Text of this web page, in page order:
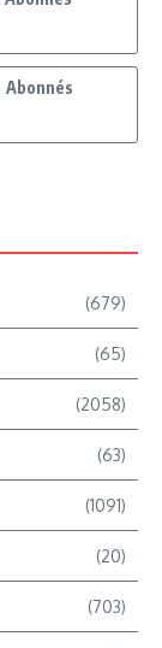
Abonnés
(679)
(65)
(2058)
(63)
(1091)
(20)
(703)